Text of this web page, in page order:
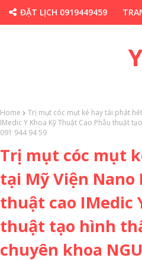
ĐẶT LỊCH 0919449459
Home
Trị mụt cóc mụt ké hay tái phát
IMedic Y Khoa Kỹ Thuật Cao Phẫu thuật
091 944 94 59
Trị mụt cóc mụt
tại Mỹ Viện
thuật cao IMedic
thuật tạo hình
chuyên khoa